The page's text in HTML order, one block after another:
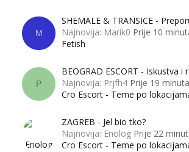
M
SHEMALE & TRANSICE -
Najnovija: Marik0 Prije 10
Fetish
P
BEOGRAD ESCORT - Iskustva i
Najnovija: Prjfh4 Prije 19 minuta
Cro Escort - Teme po
ZAGREB - Jel bio tko?
Najnovija: Enolog Prije 22
Cro Escort - Teme po